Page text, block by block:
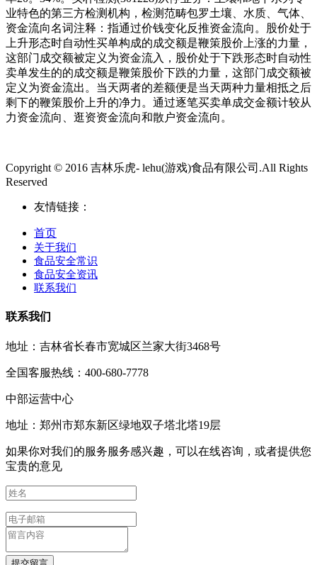
业特色的第三方检测机构，检测范畴包罗土壤、水质、气体、
资金流向名词注释：指通过价钱变化反推资金流向。股价处于
上升形态时自动性买单构成的成交额是鞭策股价上涨的力量，
这部门成交额被定义为资金流入，股价处于下跌形态时自动性
卖单发生的的成交额是鞭策股价下跌的力量，这部门成交额被
定义为资金流出。当天两者的差额便是当天两种力量相抵之后
剩下的鞭策股价上升的净力。通过逐笔买卖单成交金额计较从
力资金流向、逛资资金流向和散户资金流向。
Copyright © 2016 吉林乐虎- lehu(游戏)食品有限公司.All Rights
Reserved
友情链接：
首页
关于我们
食品安全常识
食品安全资讯
联系我们
联系我们
地址：吉林省长春市宽城区兰家大街3468号
全国客服热线：400-680-7778
中部运营中心
地址：郑州市郑东新区绿地双子塔北塔19层
如果你对我们的服务服务感兴趣，可以在线咨询，或者提供您
宝贵的意见